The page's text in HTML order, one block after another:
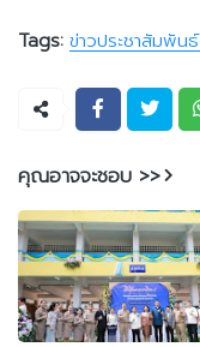
Tags: ข่าวประชาสัมพันธ์
คุณอาจจะชอบ >>